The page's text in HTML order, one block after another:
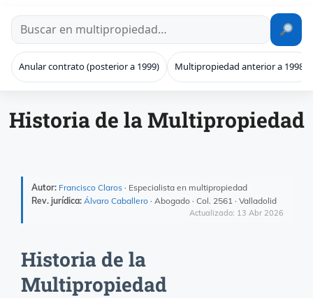
Anular contrato (posterior a 1999) Multipropiedad anterior a 1998
Historia de la Multipropiedad
Autor: Francisco Claros · Especialista en multipropiedad
Rev. jurídica: Álvaro Caballero · Abogado · Col. 2561 · Valladolid
Actualizado: 13 Abr 2026
Historia de la
Multipropiedad